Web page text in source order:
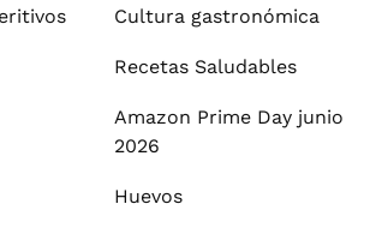
Cultura gastronómica
Recetas Saludables
Amazon Prime Day junio
2026
Huevos